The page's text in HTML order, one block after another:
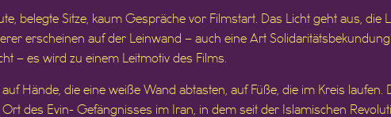
belegte Sitze, kaum Gespräche vor Filmstart. Das Licht geht aus,
erscheinen auf der Leinwand – auch eine Art
– es wird zu einem Leitmotiv des Films.
Hände, die eine weiße Wand abtasten, auf Füße, die im Kreis laufen.
des Evin- Gefängnisses im Iran, in dem seit der Islamischen